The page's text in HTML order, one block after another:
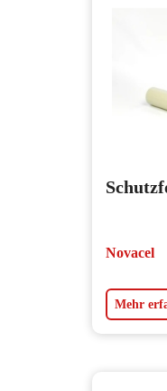
Novacel
Mehr